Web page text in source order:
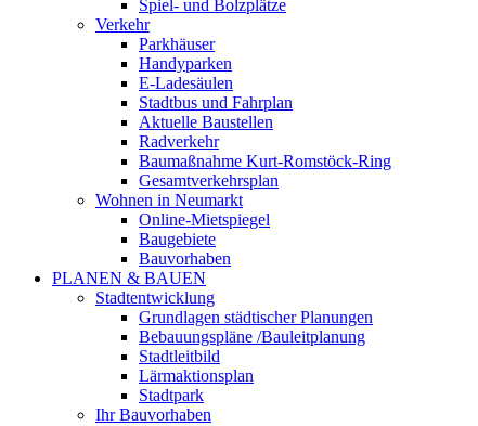
Spiel- und Bolzplätze
Verkehr
Parkhäuser
Handyparken
E-Ladesäulen
Stadtbus und Fahrplan
Aktuelle Baustellen
Radverkehr
Baumaßnahme Kurt-Romstöck-Ring
Gesamtverkehrsplan
Wohnen in Neumarkt
Online-Mietspiegel
Baugebiete
Bauvorhaben
PLANEN & BAUEN
Stadtentwicklung
Grundlagen städtischer Planungen
Bebauungspläne /Bauleitplanung
Stadtleitbild
Lärmaktionsplan
Stadtpark
Ihr Bauvorhaben